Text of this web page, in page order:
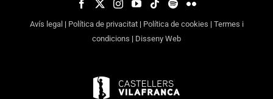
Avís legal | Política de privacitat| Política de cookies | Termes i
condicions | Disseny Web